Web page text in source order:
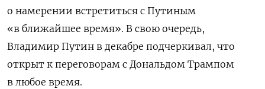
о намерении встретиться с Путиным
«в ближайшее время». В свою очередь,
Владимир Путин в декабре подчеркивал, что
открыт к переговорам с Дональдом Трампом
в любое время.